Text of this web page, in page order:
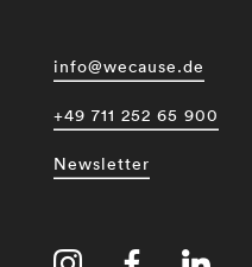
info@wecause.de
+49 711 252 65 900
Newsletter